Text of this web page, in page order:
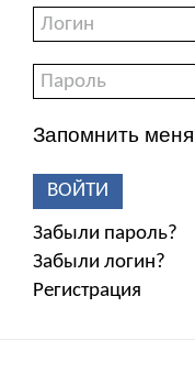
Запомнить меня
ВОЙТИ
Забыли пароль?
Забыли логин?
Регистрация